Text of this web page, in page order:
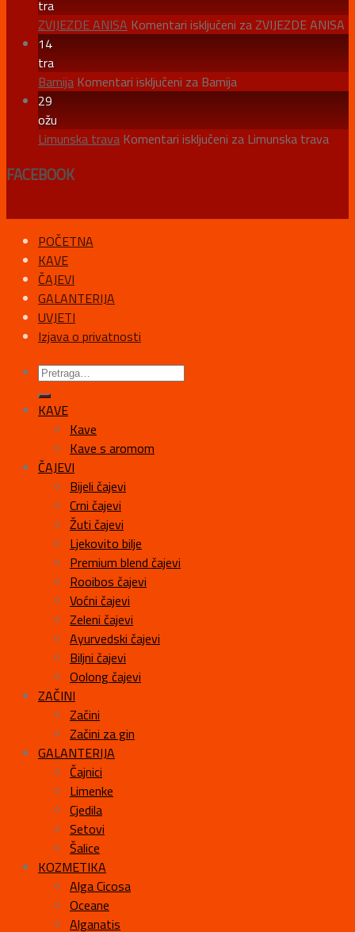
tra
ZVIJEZDE ANISA Komentari isključeni za ZVIJEZDE ANISA
14
tra
Bamija Komentari isključeni za Bamija
29
ožu
Limunska trava Komentari isključeni za Limunska trava
FACEBOOK
POČETNA
KAVE
ČAJEVI
GALANTERIJA
UVJETI
Izjava o privatnosti
KAVE
Kave
Kave s aromom
ČAJEVI
Bijeli čajevi
Crni čajevi
Žuti čajevi
Ljekovito bilje
Premium blend čajevi
Rooibos čajevi
Voćni čajevi
Zeleni čajevi
Ayurvedski čajevi
Biljni čajevi
Oolong čajevi
ZAČINI
Začini
Začini za gin
GALANTERIJA
Čajnici
Limenke
Cjedila
Setovi
Šalice
KOZMETIKA
Alga Cicosa
Oceane
Alganatis